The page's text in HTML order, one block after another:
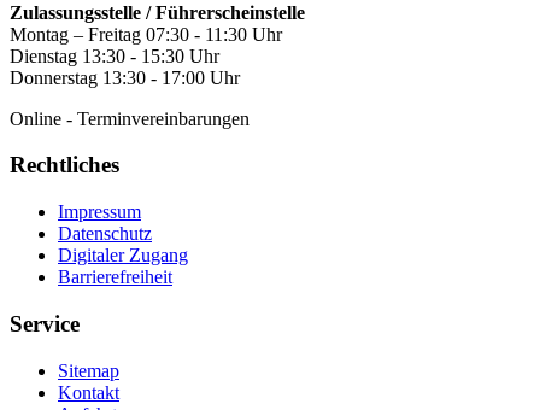
Zulassungsstelle / Führerscheinstelle
Montag – Freitag 07:30 - 11:30 Uhr
Dienstag 13:30 - 15:30 Uhr
Donnerstag 13:30 - 17:00 Uhr
Online - Terminvereinbarungen
Rechtliches
Impressum
Datenschutz
Digitaler Zugang
Barrierefreiheit
Service
Sitemap
Kontakt